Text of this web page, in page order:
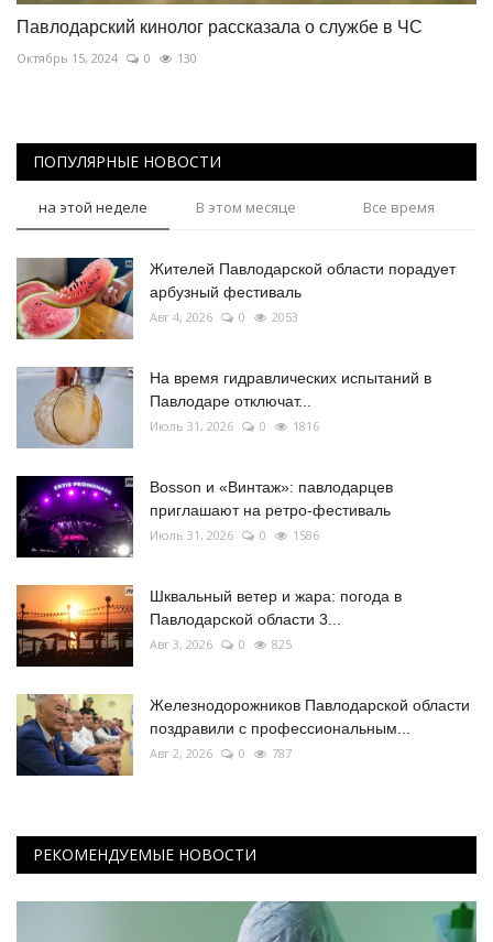
Павлодарский кинолог рассказала о службе в ЧС
Октябрь 15, 2024 0 130
ПОПУЛЯРНЫЕ НОВОСТИ
на этой неделе В этом месяце Все время
Жителей Павлодарской области порадует
арбузный фестиваль
Авг 4, 2026 0 2053
На время гидравлических испытаний в
Павлодаре отключат...
Июль 31, 2026 0 1816
Bosson и «Винтаж»: павлодарцев
приглашают на ретро-фестиваль
Июль 31, 2026 0 1586
Шквальный ветер и жара: погода в
Павлодарской области 3...
Авг 3, 2026 0 825
Железнодорожников Павлодарской области
поздравили с профессиональным...
Авг 2, 2026 0 787
РЕКОМЕНДУЕМЫЕ НОВОСТИ